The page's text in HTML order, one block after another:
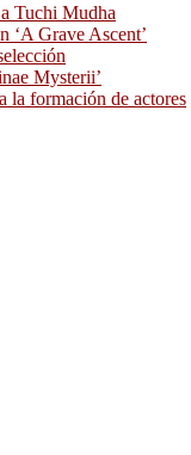
Tuchi Mudha
‘A Grave Ascent’
Mysterii’
la formación de actores